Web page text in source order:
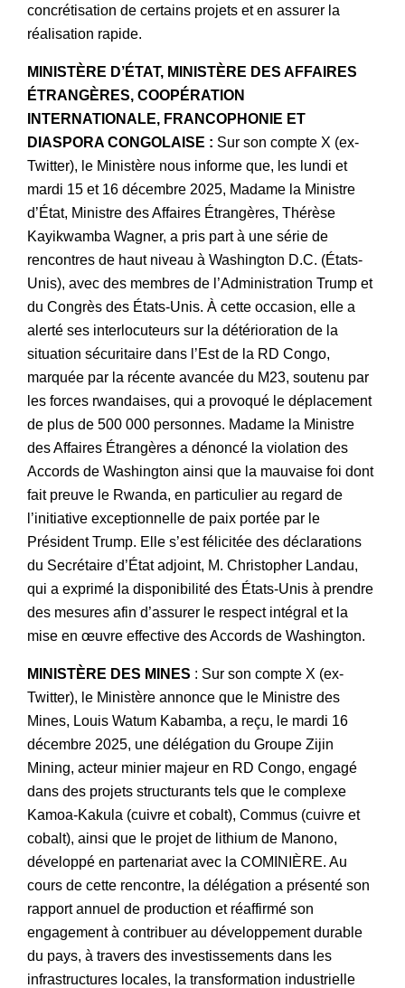
concrétisation de certains projets et en assurer la
réalisation rapide.
MINISTÈRE D’ÉTAT, MINISTÈRE DES AFFAIRES
ÉTRANGÈRES, COOPÉRATION
INTERNATIONALE, FRANCOPHONIE ET
DIASPORA CONGOLAISE : Sur son compte X (ex-
Twitter), le Ministère nous informe que, les lundi et
mardi 15 et 16 décembre 2025, Madame la Ministre
d’État, Ministre des Affaires Étrangères, Thérèse
Kayikwamba Wagner, a pris part à une série de
rencontres de haut niveau à Washington D.C. (États-
Unis), avec des membres de l’Administration Trump et
du Congrès des États-Unis. À cette occasion, elle a
alerté ses interlocuteurs sur la détérioration de la
situation sécuritaire dans l’Est de la RD Congo,
marquée par la récente avancée du M23, soutenu par
les forces rwandaises, qui a provoqué le déplacement
de plus de 500 000 personnes. Madame la Ministre
des Affaires Étrangères a dénoncé la violation des
Accords de Washington ainsi que la mauvaise foi dont
fait preuve le Rwanda, en particulier au regard de
l’initiative exceptionnelle de paix portée par le
Président Trump. Elle s’est félicitée des déclarations
du Secrétaire d’État adjoint, M. Christopher Landau,
qui a exprimé la disponibilité des États-Unis à prendre
des mesures afin d’assurer le respect intégral et la
mise en œuvre effective des Accords de Washington.
MINISTÈRE DES MINES : Sur son compte X (ex-
Twitter), le Ministère annonce que le Ministre des
Mines, Louis Watum Kabamba, a reçu, le mardi 16
décembre 2025, une délégation du Groupe Zijin
Mining, acteur minier majeur en RD Congo, engagé
dans des projets structurants tels que le complexe
Kamoa-Kakula (cuivre et cobalt), Commus (cuivre et
cobalt), ainsi que le projet de lithium de Manono,
développé en partenariat avec la COMINIÈRE. Au
cours de cette rencontre, la délégation a présenté son
rapport annuel de production et réaffirmé son
engagement à contribuer au développement durable
du pays, à travers des investissements dans les
infrastructures locales, la transformation industrielle